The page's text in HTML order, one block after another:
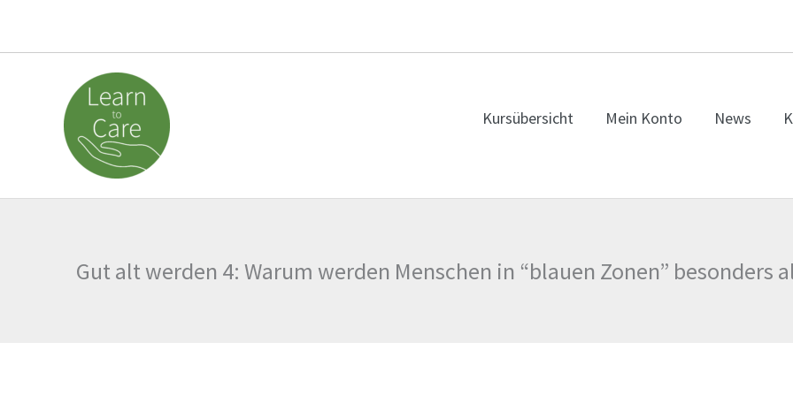
springen
Kursübersicht Mein Konto News
Gut alt werden 4: Warum werden Menschen in “blauen Zonen” besonders